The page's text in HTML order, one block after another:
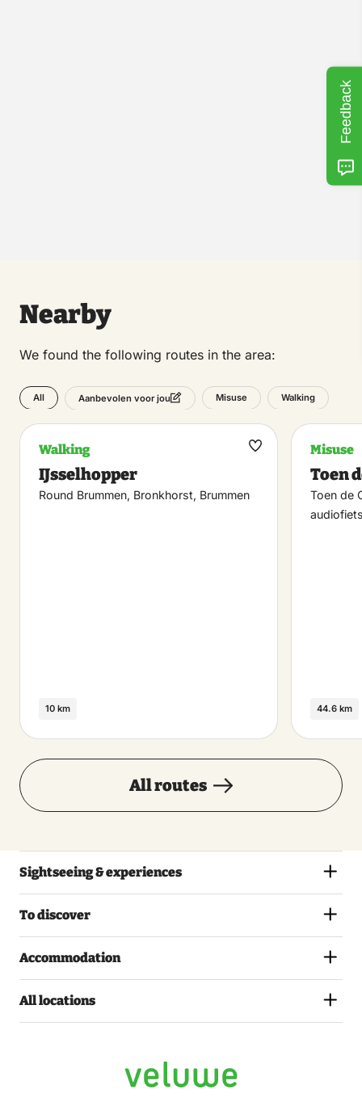
Nearby
We found the following routes in the area:
All Aanbevolen voor jou Misuse Walking
Walking
IJsselhopper
Round Brummen, Bronkhorst, Brummen
10 km
Maak
Misuse
Toen
Toen de
44.6 km
All routes
Sightseeing & experiences
To discover
Accommodation
All locations
Feedback